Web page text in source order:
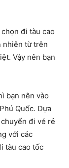
đi tàu cao
nhiên từ trên
Vậy nên bạn
bạn nên vào
Quốc. Dựa
đi vé rẻ
với các
tàu cao tốc